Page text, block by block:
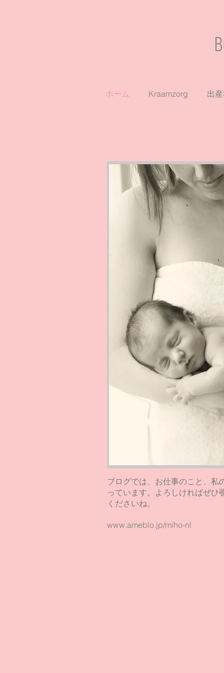
ホーム Kraamzorg 出
ブログでは、お仕事のこと、私
っています。よろしければぜひ
くださいね。
www.ameblo.jp/miho-nl